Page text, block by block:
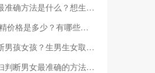
是什么？想生男生女要注意什么？
是多少？有哪些注意事项？
？生男生女取决于男方还是女方？
男女最准确的方法有什么？